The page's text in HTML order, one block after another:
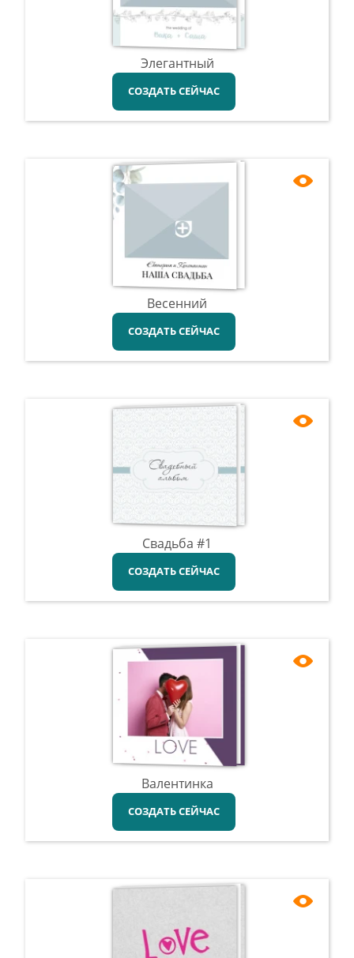
Элегантный
СОЗДАТЬ СЕЙЧАС
Весенний
СОЗДАТЬ СЕЙЧАС
Свадьба #1
СОЗДАТЬ СЕЙЧАС
Валентинка
СОЗДАТЬ СЕЙЧАС